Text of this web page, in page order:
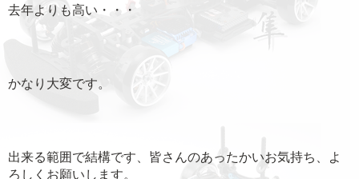
去年よりも高い・・・
かなり大変です。
出来る範囲で結構です、皆さんのあったかいお気持ち、よ
ろしくお願いします。